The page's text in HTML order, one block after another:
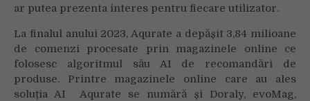
ar putea prezenta interes pentru fiecare utilizator.
La finalul anului 2023, Aqurate a depășit 3,84 milioane
de comenzi procesate prin magazinele online ce
folosesc algoritmul său AI de recomandări de
produse. Printre magazinele online care au ales
soluția AI Aqurate se numără și Doraly, evoMag,